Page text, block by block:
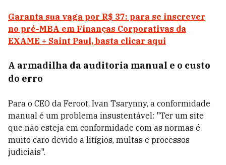
Garanta sua vaga por R$ 37: para se inscrever
no pré-MBA em Finanças Corporativas da
EXAME + Saint Paul, basta clicar aqui
A armadilha da auditoria manual e o custo
do erro
Para o CEO da Feroot, Ivan Tsarynny, a conformidade
manual é um problema insustentável: "Ter um site
que não esteja em conformidade com as normas é
muito caro devido a litígios, multas e processos
judiciais".